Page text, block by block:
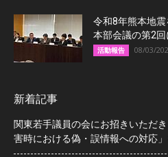
令和8年熊本地
本部会議の第2
活動報告 08/03/
新着記事
関東若手議員の会にお招きいただ
害時における偽・誤情報への対応